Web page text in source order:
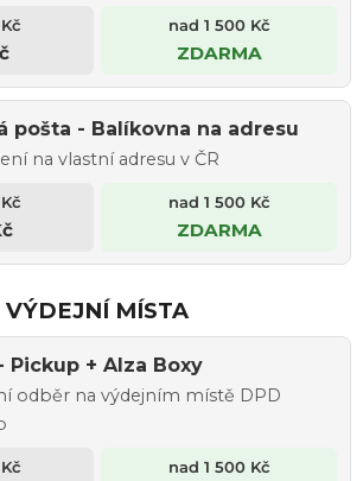
ZDARMA
pošta - Balíkovna na adresu
na vlastní adresu v ČR
ZDARMA
VÝDEJNÍ MÍSTA
Pickup + Alza Boxy
odběr na výdejním místě DPD